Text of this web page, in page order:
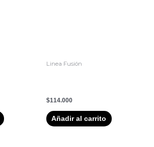
Linea Fusión
$114.000
Añadir al carrito